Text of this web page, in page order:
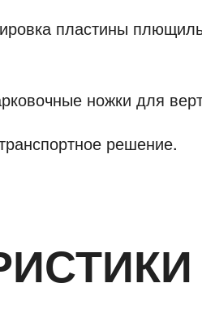
пластины
ножки для
решение.